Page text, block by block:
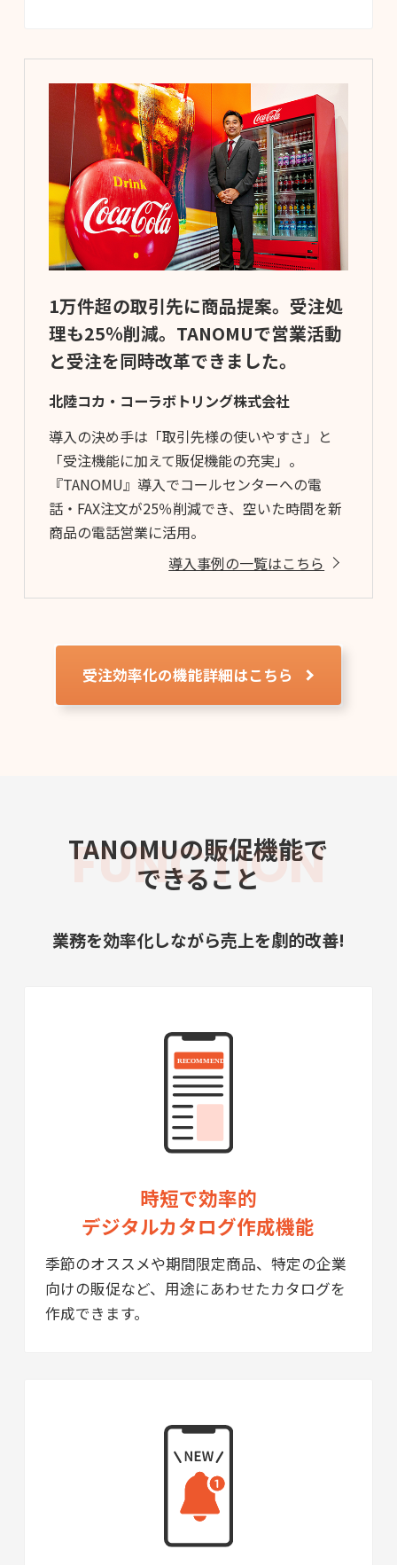
1万件超の取引先に商品提案。受注処
理も25％削減。TANOMUで営業活動
と受注を同時改革できました。
北陸コカ・コーラボトリング株式会社
導入の決め手は「取引先様の使いやすさ」と
「受注機能に加えて販促機能の充実」。
『TANOMU』導入でコールセンターへの電
話・FAX注文が25％削減でき、空いた時間を新
商品の電話営業に活用。
導入事例の一覧はこちら
受注効率化の機能詳細はこちら
FUNCTION
TANOMUの販促機能で
できること
業務を効率化しながら売上を劇的改善!
時短で効率的
デジタルカタログ作成機能
季節のオススメや期間限定商品、特定の企業
向けの販促など、用途にあわせたカタログを
作成できます。